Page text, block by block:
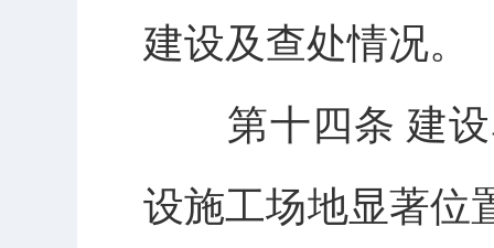
建设及查处情况。
第十四条 建设
设施工场地显著位